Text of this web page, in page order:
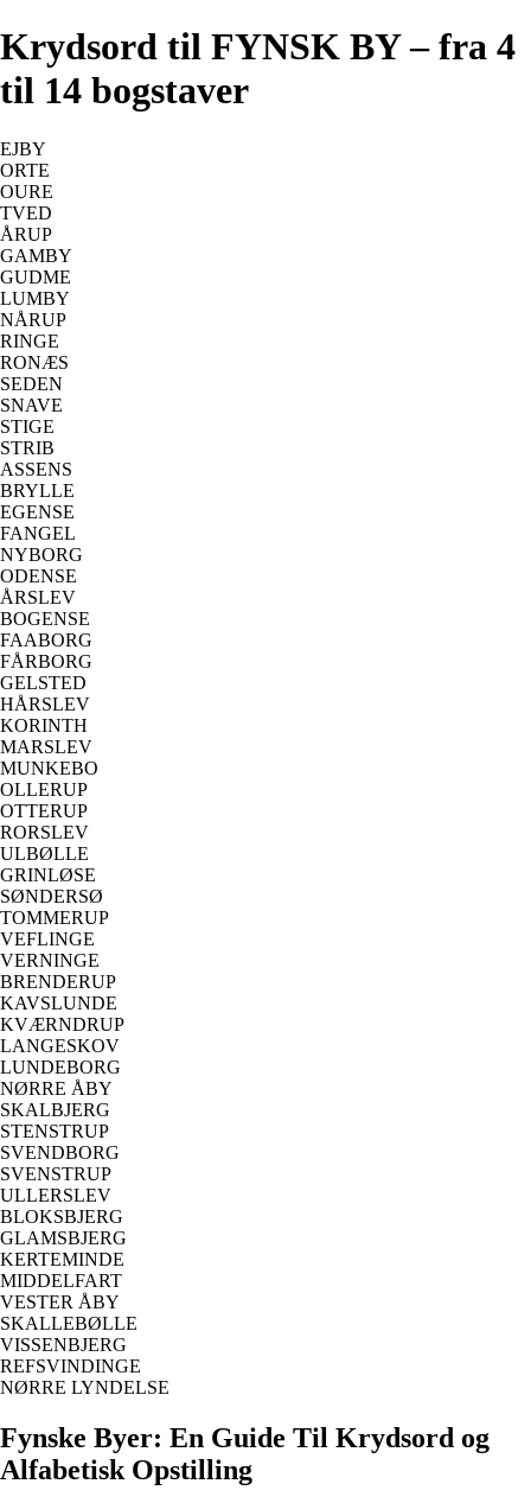
Krydsord til FYNSK BY – fra 4
til 14 bogstaver
EJBY
ORTE
OURE
TVED
ÅRUP
GAMBY
GUDME
LUMBY
NÅRUP
RINGE
RONÆS
SEDEN
SNAVE
STIGE
STRIB
ASSENS
BRYLLE
EGENSE
FANGEL
NYBORG
ODENSE
ÅRSLEV
BOGENSE
FAABORG
FÅRBORG
GELSTED
HÅRSLEV
KORINTH
MARSLEV
MUNKEBO
OLLERUP
OTTERUP
RORSLEV
ULBØLLE
GRINLØSE
SØNDERSØ
TOMMERUP
VEFLINGE
VERNINGE
BRENDERUP
KAVSLUNDE
KVÆRNDRUP
LANGESKOV
LUNDEBORG
NØRRE ÅBY
SKALBJERG
STENSTRUP
SVENDBORG
SVENSTRUP
ULLERSLEV
BLOKSBJERG
GLAMSBJERG
KERTEMINDE
MIDDELFART
VESTER ÅBY
SKALLEBØLLE
VISSENBJERG
REFSVINDINGE
NØRRE LYNDELSE
Fynske Byer: En Guide Til Krydsord og
Alfabetisk Opstilling